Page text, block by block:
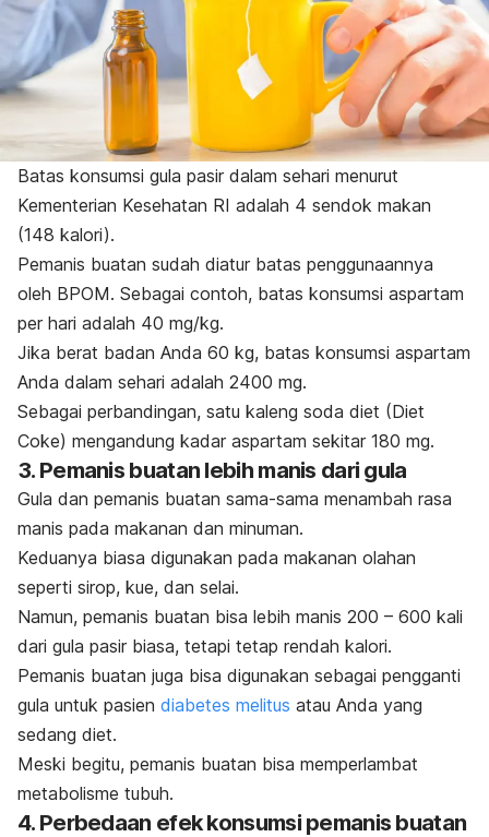
Batas konsumsi gula pasir dalam sehari menurut
Kementerian Kesehatan RI adalah 4 sendok makan
(148 kalori).
Pemanis buatan sudah diatur batas penggunaannya
oleh BPOM. Sebagai contoh, batas konsumsi aspartam
per hari adalah 40 mg/kg.
Jika berat badan Anda 60 kg, batas konsumsi aspartam
Anda dalam sehari adalah 2400 mg.
Sebagai perbandingan, satu kaleng soda diet (Diet
Coke) mengandung kadar aspartam sekitar 180 mg.
3. Pemanis buatan lebih manis dari gula
Gula dan pemanis buatan sama-sama menambah rasa
manis pada makanan dan minuman.
Keduanya biasa digunakan pada makanan olahan
seperti sirop, kue, dan selai.
Namun, pemanis buatan bisa lebih manis 200 – 600 kali
dari gula pasir biasa, tetapi tetap rendah kalori.
Pemanis buatan juga bisa digunakan sebagai pengganti
gula untuk pasien diabetes melitus atau Anda yang
sedang diet.
Meski begitu, pemanis buatan bisa memperlambat
metabolisme tubuh.
4. Perbedaan efek konsumsi pemanis buatan